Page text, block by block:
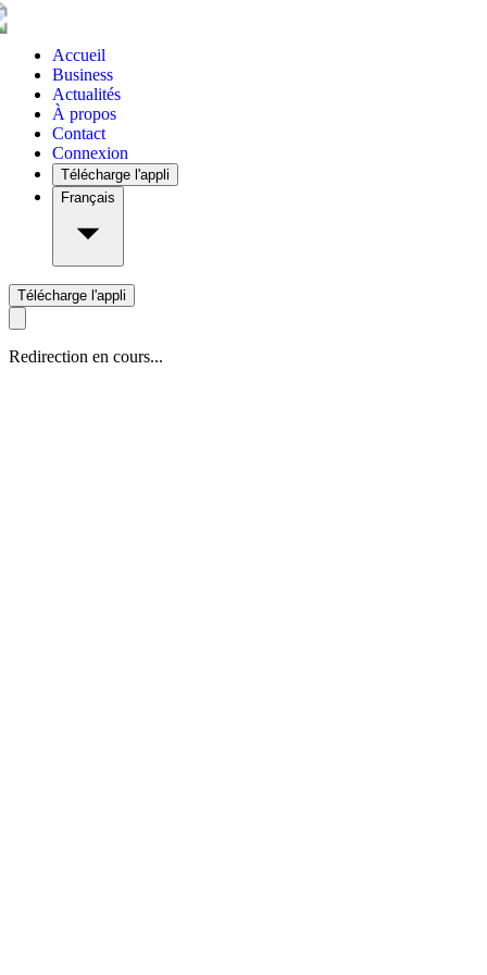
Accueil
Business
Actualités
À propos
Contact
Connexion
Télécharge l'appli
Français
Télécharge l'appli
Redirection en cours...